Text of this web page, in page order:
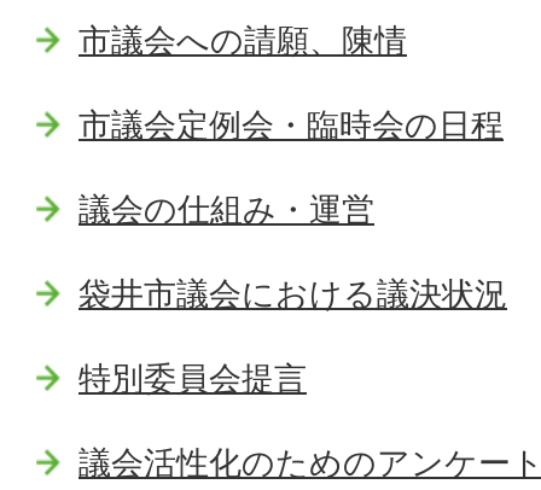
市議会への請願、陳情
市議会定例会・臨時会の日程
議会の仕組み・運営
袋井市議会における議決状況
特別委員会提言
議会活性化のためのアンケー